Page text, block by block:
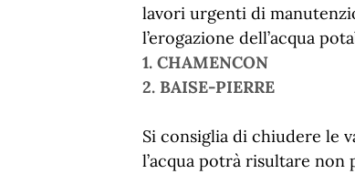
lavori urgenti di
l’erogazione dell’acqua
1. CHAMENCON
2. BAISE-PIERRE
Si consiglia di chiudere le
l’acqua potrà risultare non